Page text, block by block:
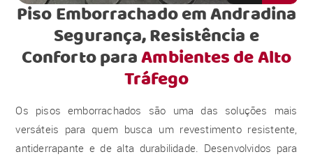
Piso Emborrachado em Andradina
Segurança, Resistência e
Conforto paraAmbientes de Alto
Tráfego
Os pisos emborrachados são uma das soluções mais
versáteis para quem busca um revestimento resistente,
antiderrapante e de alta durabilidade. Desenvolvidos para